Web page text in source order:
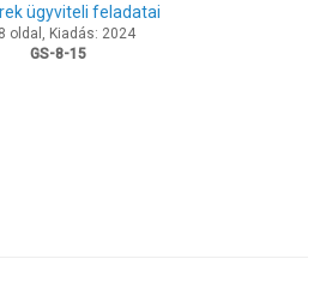
ügyviteli feladatai
oldal, Kiadás: 2024
GS-8-15